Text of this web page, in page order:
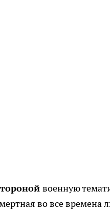
военную
во все